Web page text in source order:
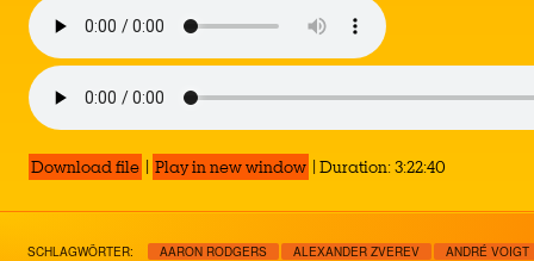
Download file | Play in new window | Duration: 3:22:40
SCHLAGWÖRTER: AARON RODGERS ALEXANDER ZVEREV
ANDRÉ VOIGT